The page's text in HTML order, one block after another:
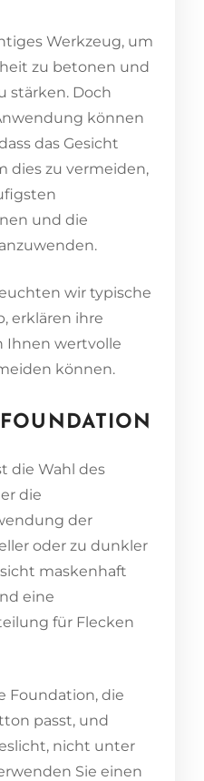
Werkzeug, um
zu betonen und
stärken. Doch
können
das Gesicht
dies zu vermeiden,
und die
wir typische
erklären ihre
Ihnen wertvolle
können.
die Wahl des
die
der
oder zu dunkler
maskenhaft
eine
für Flecken
Foundation, die
passt, und
nicht unter
Sie einen